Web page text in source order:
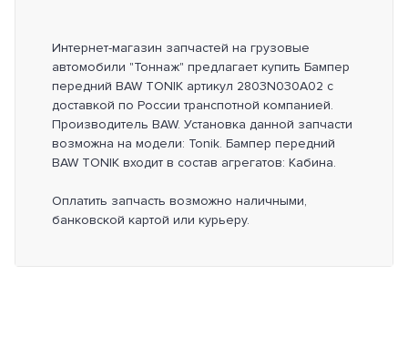
Интернет-магазин запчастей на грузовые
автомобили "Тоннаж" предлагает купить Бампер
передний BAW TONIK артикул 2803N030A02 с
доставкой по России транспотной компанией.
Производитель BAW. Установка данной запчасти
возможна на модели: Tonik. Бампер передний
BAW TONIK входит в состав агрегатов: Кабина.
Оплатить запчасть возможно наличными,
банковской картой или курьеру.